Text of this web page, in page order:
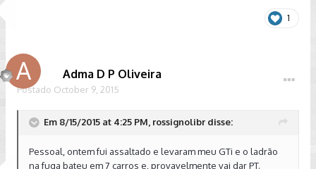
1
Adma D P Oliveira
Postado October 9, 2015
Em 8/15/2015 at 4:25 PM, rossignolibr disse:
Pessoal, ontem fui assaltado e levaram meu GTi e o ladrão
na fuga bateu em 7 carros e, provavelmente vai dar PT.